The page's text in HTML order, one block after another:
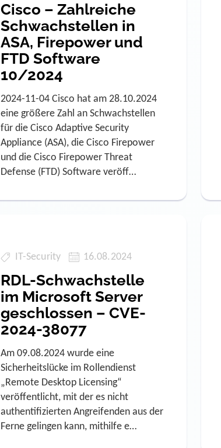
Cisco – Zahlreiche
Schwachstellen in
ASA, Firepower und
FTD Software
10/2024
2024-11-04 Cisco hat am 28.10.2024
eine größere Zahl an Schwachstellen
für die Cisco Adaptive Security
Appliance (ASA), die Cisco Firepower
und die Cisco Firepower Threat
Defense (FTD) Software veröff…
IT-Security 16.08.2024
RDL-Schwachstelle
im Microsoft Server
geschlossen – CVE-
2024-38077
Am 09.08.2024 wurde eine
Sicherheitslücke im Rollendienst
„Remote Desktop Licensing“
veröffentlicht, mit der es nicht
authentifizierten Angreifenden aus der
Ferne gelingen kann, mithilfe e…